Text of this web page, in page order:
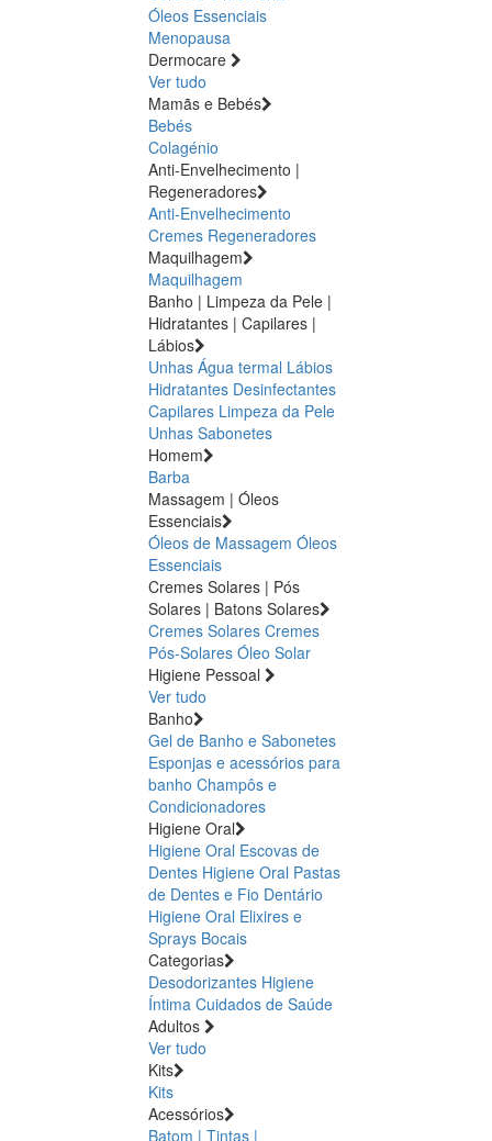
Óleos Essenciais
Menopausa
Dermocare
Ver tudo
Mamãs e Bebés
Bebés
Colagénio
Anti-Envelhecimento |
Regeneradores
Anti-Envelhecimento
Cremes Regeneradores
Maquilhagem
Maquilhagem
Banho | Limpeza da Pele |
Hidratantes | Capilares |
Lábios
Unhas Água termal Lábios
Hidratantes Desinfectantes
Capilares Limpeza da Pele
Unhas Sabonetes
Homem
Barba
Massagem | Óleos
Essenciais
Óleos de Massagem Óleos
Essenciais
Cremes Solares | Pós
Solares | Batons Solares
Cremes Solares Cremes
Pós-Solares Óleo Solar
Higiene Pessoal
Ver tudo
Banho
Gel de Banho e Sabonetes
Esponjas e acessórios para
banho Champôs e
Condicionadores
Higiene Oral
Higiene Oral Escovas de
Dentes Higiene Oral Pastas
de Dentes e Fio Dentário
Higiene Oral Elixires e
Sprays Bocais
Categorias
Desodorizantes Higiene
Íntima Cuidados de Saúde
Adultos
Ver tudo
Kits
Kits
Acessórios
Batom | Tintas |